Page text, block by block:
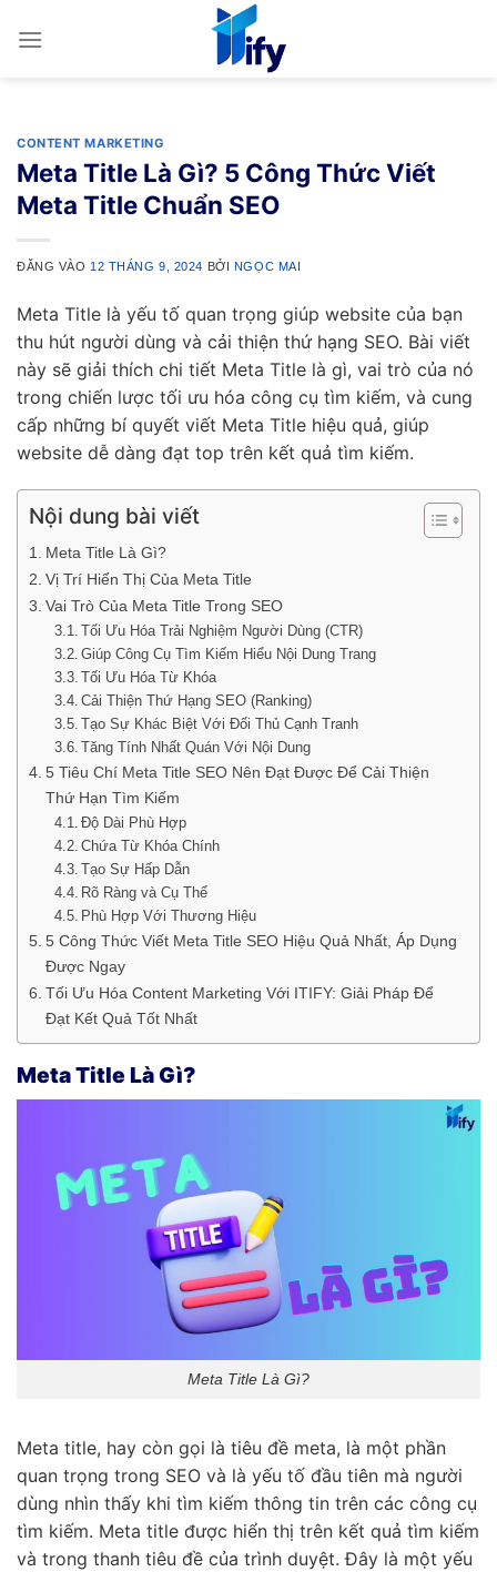
qua
CONTENT MARKETING
Meta Title Là Gì? 5 Công Thức Viết
Meta Title Chuẩn SEO
ĐĂNG VÀO 12 THÁNG 9, 2024 BỞI NGỌC MAI
Meta Title là yếu tố quan trọng giúp website của bạn
thu hút người dùng và cải thiện thứ hạng SEO. Bài viết
này sẽ giải thích chi tiết Meta Title là gì, vai trò của nó
trong chiến lược tối ưu hóa công cụ tìm kiếm, và cung
cấp những bí quyết viết Meta Title hiệu quả, giúp
website dễ dàng đạt top trên kết quả tìm kiếm.
Nội dung bài viết
Meta Title Là Gì?
Vị Trí Hiển Thị Của Meta Title
Vai Trò Của Meta Title Trong SEO
Tối Ưu Hóa Trải Nghiệm Người Dùng (CTR)
Giúp Công Cụ Tìm Kiếm Hiểu Nội Dung Trang
Tối Ưu Hóa Từ Khóa
Cải Thiện Thứ Hạng SEO (Ranking)
Tạo Sự Khác Biệt Với Đối Thủ Cạnh Tranh
Tăng Tính Nhất Quán Với Nội Dung
5 Tiêu Chí Meta Title SEO Nên Đạt Được Để Cải Thiện
Thứ Hạn Tìm Kiếm
Độ Dài Phù Hợp
Chứa Từ Khóa Chính
Tạo Sự Hấp Dẫn
Rõ Ràng và Cụ Thể
Phù Hợp Với Thương Hiệu
5 Công Thức Viết Meta Title SEO Hiệu Quả Nhất, Áp Dụng
Được Ngay
Tối Ưu Hóa Content Marketing Với ITIFY: Giải Pháp Để
Đạt Kết Quả Tốt Nhất
Meta Title Là Gì?
Meta Title Là Gì?
Meta title, hay còn gọi là tiêu đề meta, là một phần
quan trọng trong SEO và là yếu tố đầu tiên mà người
dùng nhìn thấy khi tìm kiếm thông tin trên các công cụ
tìm kiếm. Meta title được hiển thị trên kết quả tìm kiếm
và trong thanh tiêu đề của trình duyệt. Đây là một yếu